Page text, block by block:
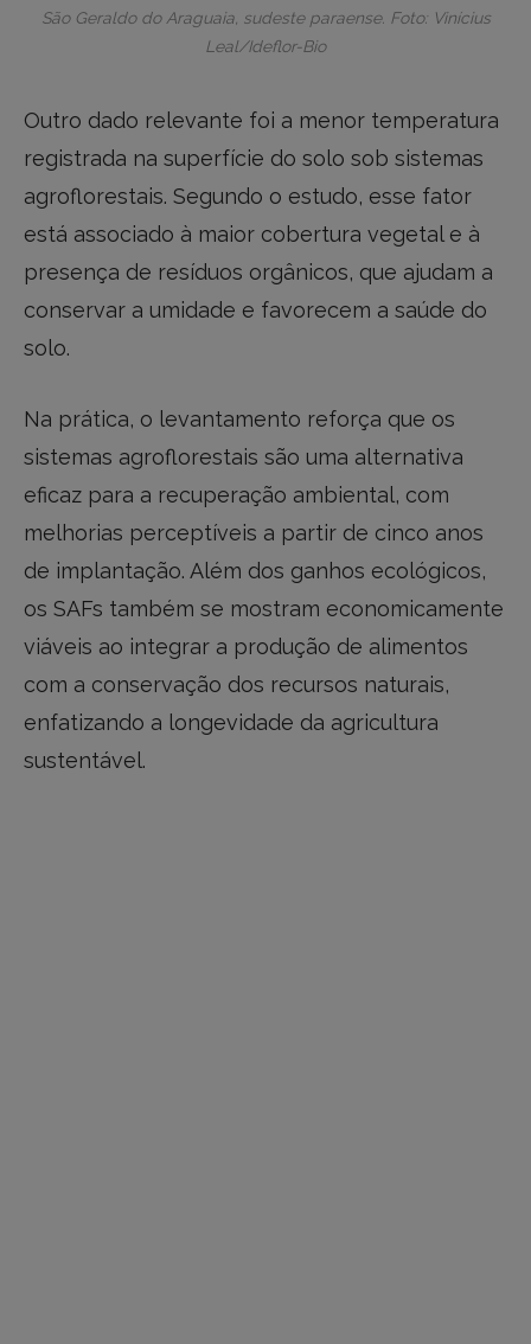
São Geraldo do Araguaia, sudeste paraense. Foto: Vinícius
Leal/Ideflor-Bio
Outro dado relevante foi a menor temperatura
registrada na superfície do solo sob sistemas
agroflorestais. Segundo o estudo, esse fator
está associado à maior cobertura vegetal e à
presença de resíduos orgânicos, que ajudam a
conservar a umidade e favorecem a saúde do
solo.
Na prática, o levantamento reforça que os
sistemas agroflorestais são uma alternativa
eficaz para a recuperação ambiental, com
melhorias perceptíveis a partir de cinco anos
de implantação. Além dos ganhos ecológicos,
os SAFs também se mostram economicamente
viáveis ao integrar a produção de alimentos
com a conservação dos recursos naturais,
enfatizando a longevidade da agricultura
sustentável.